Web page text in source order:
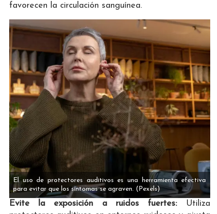
favorecen la circulación sanguínea.
El uso de protectores auditivos es una herramienta efectiva
para evitar que los síntomas se agraven. (Pexels)
Evite la exposición a ruidos fuertes:Utiliza